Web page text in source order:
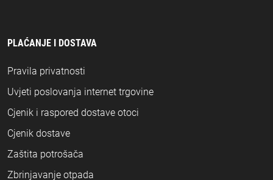
PLAĆANJE I DOSTAVA
Pravila privatnosti
Uvjeti poslovanja internet trgovine
Cjenik i raspored dostave otoci
Cjenik dostave
Zaštita potrošača
Zbrinjavanje otpada